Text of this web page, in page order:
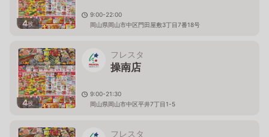
4枚
9:00-22:00
岡山県岡山市中区門田屋敷3丁目7番18号
4枚
フレスタ
操南店
9:00-21:30
岡山県岡山市中区平井7丁目1-5
フレスタ